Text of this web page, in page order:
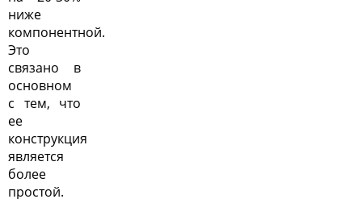
ниже
компонентной.
Это
связано в
основном
с тем, что
ее
конструкция
является
более
простой.